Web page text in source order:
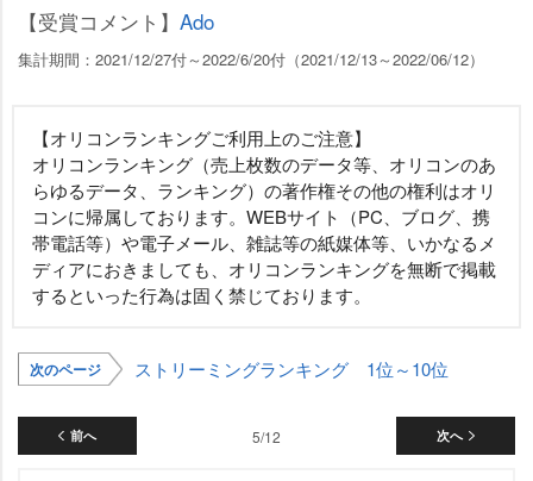
【受賞コメント】 Ado
集計期間：2021/12/27付～2022/6/20付（2021/12/13～2022/06/12）
【オリコンランキングご利用上のご注意】
オリコンランキング（売上枚数のデータ等、オリコンのあ
らゆるデータ、ランキング）の著作権その他の権利はオリ
コンに帰属しております。WEBサイト（PC、ブログ、携
帯電話等）や電子メール、雑誌等の紙媒体等、いかなるメ
ディアにおきましても、オリコンランキングを無断で掲載
するといった行為は固く禁じております。
次のページ ストリーミングランキング 1位～10位
前へ 次へ
5/12